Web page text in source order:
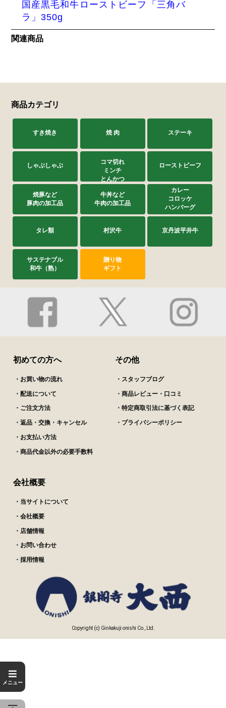
メニュー
国産黒毛和牛ローストビーフ「三角バ
ラ」350g
関連商品
商品カテゴリ
すき焼き 焼 肉 ステーキ
しゃぶしゃぶ
コマ切れ
ミンチ
とんかつ
ローストビーフ
焼豚など
豚肉の加工品
牛丼など
牛肉の加工品
カレー
コロッケ
ハンバーグ
タレ類 村沢牛 京丹波平井牛
サステナブル
和牛（熟）
贈り物
ギフト
初めての方へ
・お買い物の流れ
・配送について
・ご注文方法
・返品・交換・キャンセル
・お支払い方法
・商品代金以外の必要手数料
その他
・スタッフブログ
・商品レビュー・口コミ
・特定商取引法に基づく表記
・プライバシーポリシー
会社概要
・当サイトについて
・会社概要
・店舗情報
・お問い合わせ
・採用情報
Copyright (c) Ginkakuji onishi Co., Ltd.